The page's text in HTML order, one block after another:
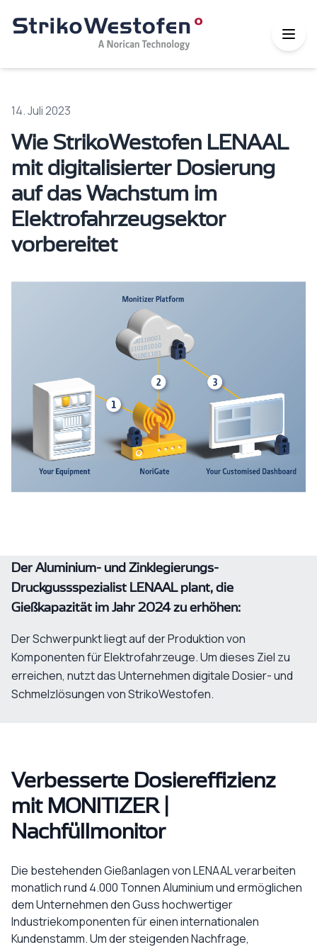
14. Juli 2023
Wie StrikoWestofen LENAAL
mit digitalisierter Dosierung
auf das Wachstum im
Elektrofahrzeugsektor
vorbereitet
Der Aluminium- und Zinklegierungs-
Druckgussspezialist LENAAL plant, die
Gießkapazität im Jahr 2024 zu erhöhen:
Der Schwerpunkt liegt auf der Produktion von
Komponenten für Elektrofahrzeuge. Um dieses Ziel zu
erreichen, nutzt das Unternehmen digitale Dosier- und
Schmelzlösungen von StrikoWestofen.
Verbesserte Dosiereffizienz
mit MONITIZER |
Nachfüllmonitor
Die bestehenden Gießanlagen von LENAAL verarbeiten
monatlich rund 4.000 Tonnen Aluminium und ermöglichen
dem Unternehmen den Guss hochwertiger
Industriekomponenten für einen internationalen
Kundenstamm. Um der steigenden Nachfrage,